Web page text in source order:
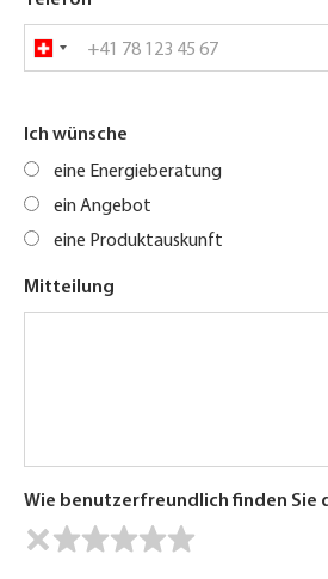
Ich wünsche
eine Energieberatung
ein Angebot
eine Produktauskunft
Mitteilung
Wie benutzerfreundlich finden Sie